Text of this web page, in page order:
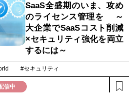
SaaS全盛期のいま、攻め
のライセンス管理を ～
大企業でSaaSコスト削減
×セキュリティ強化を両立
するには～
#セキュリティ
信中